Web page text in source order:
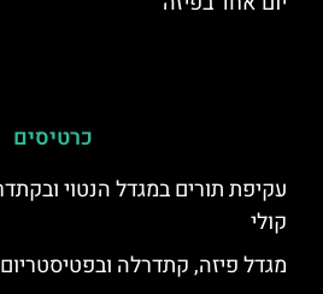
כרטיסים
עקיפת תורים במגדל הנטוי
קולי
מגדל פיזה, קתדרלה